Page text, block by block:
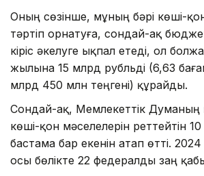
Оның сөзінше, мұның бәрі көші-
тәртіп орнатуға, сондай-ақ
кіріс әкелуге ықпал етеді, ол
жылына 15 млрд рубльді (6,63
млрд 450 млн теңгені) құрайды.
Сондай-ақ, Мемлекеттік Думаның
көші-қон мәселелерін реттейтін
бастама бар екенін атап өтті.
осы бөлікте 22 федералды заң